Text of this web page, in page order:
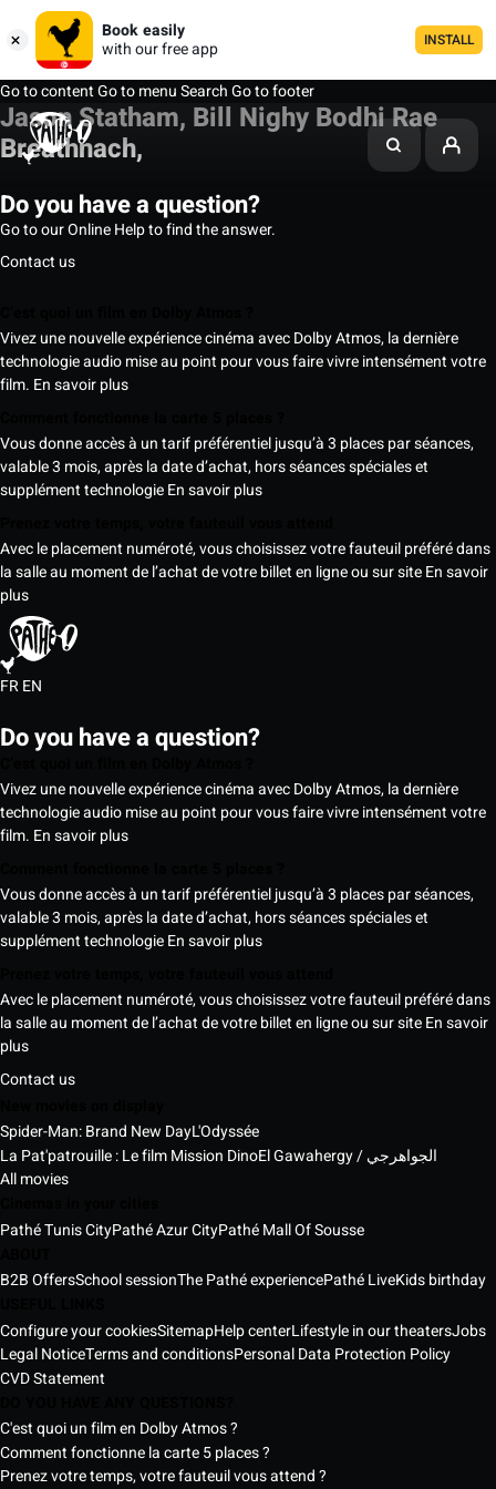
Book easily
with our free app
INSTALL
Go to contentGo to menuSearchGo to footer
Jason Statham, Bill Nighy Bodhi Rae
Breathnach,
Do you have a question?
Go to our Online Help to find the answer.
Contact us
Vivez une nouvelle expérience cinéma avec Dolby Atmos, la dernière
technologie audio mise au point pour vous faire vivre intensément votre
film. En savoir plus
Vous donne accès à un tarif préférentiel jusqu’à 3 places par séances,
valable 3 mois, après la date d’achat, hors séances spéciales et
supplément technologieEn savoir plus
Avec le placement numéroté, vous choisissez votre fauteuil préféré dans
la salle au moment de l’achat de votre billet en ligne ou sur siteEn savoir
plus
FREN
Do you have a question?
Vivez une nouvelle expérience cinéma avec Dolby Atmos, la dernière
technologie audio mise au point pour vous faire vivre intensément votre
film. En savoir plus
Vous donne accès à un tarif préférentiel jusqu’à 3 places par séances,
valable 3 mois, après la date d’achat, hors séances spéciales et
supplément technologieEn savoir plus
Avec le placement numéroté, vous choisissez votre fauteuil préféré dans
la salle au moment de l’achat de votre billet en ligne ou sur siteEn savoir
plus
Contact us
Spider-Man: Brand New DayL'Odyssée
La Pat'patrouille : Le film Mission Dino
El Gawahergy / الجواهرجي
All movies
Pathé Tunis CityPathé Azur CityPathé Mall Of Sousse
B2B OffersSchool sessionThe Pathé experiencePathé LiveKids birthday
Configure your cookiesSitemapHelp centerLifestyle in our theatersJobs
Legal NoticeTerms and conditionsPersonal Data Protection Policy
CVD Statement
C'est quoi un film en Dolby Atmos ?
Comment fonctionne la carte 5 places ?
Prenez votre temps, votre fauteuil vous attend ?